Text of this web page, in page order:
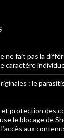
ne fait pas la
caractère
: le
protection des
le blocage de
aux